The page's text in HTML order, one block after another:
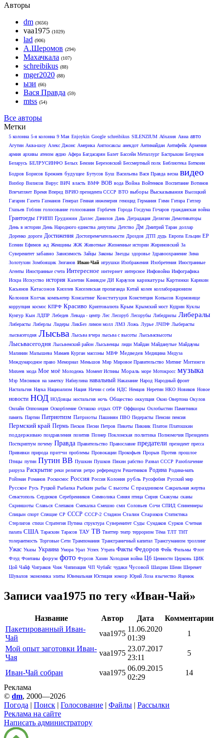
Авторы
dm (3656)
vaa1975 (1029)
lad (906)
А.Шеромов (294)
Махачкала (107)
schreibikus (88)
mger2020 (88)
ызи (66)
Вася Правда (59)
mtss (54)
Все авторы
Метки
5 колонна 5-я колонна 9 Мая Enjoykin Google schreibikus SILENZIUM Абхазия Авиа авто
Агутин Аква-шоу Алекс Джонс Америка Англосаксы анекдот Антимайдан Антифейк Армения
армия архивы атеизм аудио Афера Багдасарян Балет Бассейн Металлург Бастрыкин Безруков
Беларусь БЕЛРУСИНФО Белых Бензин Березовский Бессмертный полк Библиотека Биткоин
Бодров Борисов Брежнев будущее Бутусов Буш Васильева Вася Правда весна видео
Визбор Вилисов Вирус ВИЧ власть ВМФ ВОВ вода Война Войтенков Воспитание Вотинов
Впечатляет Время Вперед ВРИО президента СССР ВТО выборы Высказывания Высоцкий
Гагарин Газета Газманов Генерал Генная инженерия геноцид Германия Гимн Гитара Гитлер
Глазьев Гоблин голосование голосования Горбачев Города Госдума Гочаров гражданская война
Грантоеды ГРИПП Грудинин Даллес Данилов Дань Деградация Делягин Демотиваторы
День в истории День Народного единства депутаты Детство Дм Дмитрий Таран доллар
Доренко дороги Достижения Достопремечательности Дроздов ДТП дудь Европа Ельцин ЕР
Есенин Ефимов жд Женщины ЖЖ Животные Жизненные истории Жириновский За
Суверенитет забавно Зависимость Зайцы Законы Звезды здоровье Здравоохранение Зима
Золотухин Зомбоящик Зюганов Иван-Чай игрушки Изображения Изобретения Иностранные
Агенты Иностранные счета Интересное интернет интерсное Инфовойна Инфографика
Искра Исскуство история Калетин Камикдзе ДИ Караулов карикатуры Картинки Карякин
Касьянов Катасонов Киселев Киселевская пропаганда Китай колея коллаборационизм
Колония Колчак компьютер Консалтинг Конституция Конститция Копысов Кормовище
коррупция космос КПРФ Красиво Криптовалюта Крым Крымский мост Кудрин Куклы
Кунгур Кын ЛДПР Лебедев Левада - центр Лес Лесоруб Лесорубы Либедрилы Либералы
Либерасты Либерлы Лидеры ЛикБез лимон молл ЛМЗ Ложь Лурье ЛЧПФ Лыберасты
лысвасегодня Лысьва Лысьва вчера лысьва с высоты Лысьвасвысоты
Лысьвасегодня Лысьвенский район Лысьвенцы люди Майдан Майданутые Майдауны
Малинин Малышева Мамаев Курган массоны МВФ Медведев Медицина Медуза
Международное право Мемориал Меньшов Мир Мировое Правительство Митинг Митинги
Михеев мода Мое моё Молодежь Момент Истины Мораль море Мотокросс музыка
Мэр Мясников на заметку Набиулина навальный Наказание Народ Народный фронт
Настальгия Наука Нациоализм Нация Начни с себя НДС Немцов Неретин НКО Новиков Новое
новости НОД НОДовцы ностальгия ночь Общество оккупция Окно Овертона Окулов
Онлайн Оппозиция Оскорбление Осташко отдых ОТР Оффшоры Охлобыстин Памятники
память Партии Патриотизм Патриоты Пашинян ПВО Педерасты Пенсии пенсия
Пермский край Пермь Песков Песни Петров Пикеты Пикник Платон Платошкин
поддерживаю поздравления позитив Познер Поклонская политика Полномочия Президента
Посткриптум почему Правда Правительство Православие предатели президент пресса
Прививки природа притчи проблемы Провокации Прокофьев Прорыв Против прошлое
Птицы путин Путин ВВ Пушкин Пушков Пякин рабство Развал СССР Разоблачение
разруха Раскрытие реки религия ретро референдум Решетников Родина Родина-мать
Ройзман Романов Роскосмос Россия Россия Колония рубль Русофобия Русский мир
Русское Русь Руцкой Рыбалка Рыбкин рыбы С высоты С праздником Сакральная жертва
Севастополь Сердюков Серебренников Символика Синяя птица Сирия Скакуны сканы
Скриншоты Славься Слепаков Смекалка Смешно сми Соловьев Сочи СПИД Спиненнеры
Спицын спорт Спящие СР СССР СССР-2 Стадион Сталин Стариков Статистика
Стерлигов стихи Стратегия Путина структура Суверенитет Суды Сундаков Сурков Счетная
палата США Тараскин Тарасов ТАУ ТВ Твиттер театр терроризм Тёма ТЛТ ТНТ
толерантность Торговые Сети Трампомания Трансграничный капитал Трансгуманизм троллинг
Ужас Указы Украина Умора Урал Успех Утрата Факты Федоров Фейк Фильмы Флот
Флуд Фонтаны форум фото Фурсов Хазин Холодная война Цб Ценности Церковь ЦИК
Цой Чайф Чиграков Чиж Чипизация ЧП Чубайс чудаки Чусовой Шахрин Шеин Шеремет
Шувалов экономика элиты Ювенальная Юстиция юмор Юрий Лоза язычество Яценюк
Записи vaa1975 по тегу «Иван-Чай»
Название Автор Дата
Комментарии
Пакетированный Иван-
Чай
vaa1975
11.06.2020
01:39
1
Мой опыт заготовки Иван-
Чая
vaa1975
23.07.2017
23:11
5
Иван-Чай собран vaa1975
06.09.2015
02:29
14
Реклама
© dm, 2000—2026
Погода | Поиск | Голосование | Файлы | Рассылки
Реклама на сайте
Написать администратору